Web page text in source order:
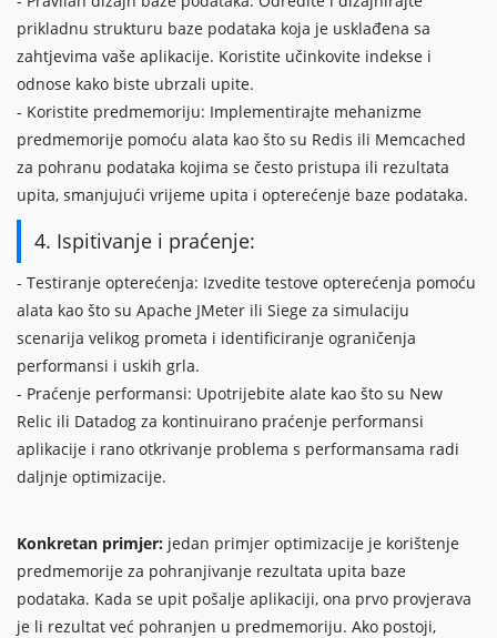
prikladnu strukturu baze podataka koja je usklađena sa
zahtjevima vaše aplikacije. Koristite učinkovite indekse i
odnose kako biste ubrzali upite.
- Koristite predmemoriju: Implementirajte mehanizme
predmemorije pomoću alata kao što su Redis ili Memcached
za pohranu podataka kojima se često pristupa ili rezultata
upita, smanjujući vrijeme upita i opterećenje baze podataka.
4. Ispitivanje i praćenje:
- Testiranje opterećenja: Izvedite testove opterećenja pomoću
alata kao što su Apache JMeter ili Siege za simulaciju
scenarija velikog prometa i identificiranje ograničenja
performansi i uskih grla.
- Praćenje performansi: Upotrijebite alate kao što su New
Relic ili Datadog za kontinuirano praćenje performansi
aplikacije i rano otkrivanje problema s performansama radi
daljnje optimizacije.
Konkretan primjer: jedan primjer optimizacije je korištenje
predmemorije za pohranjivanje rezultata upita baze
podataka. Kada se upit pošalje aplikaciji, ona prvo provjerava
je li rezultat već pohranjen u predmemoriju. Ako postoji,